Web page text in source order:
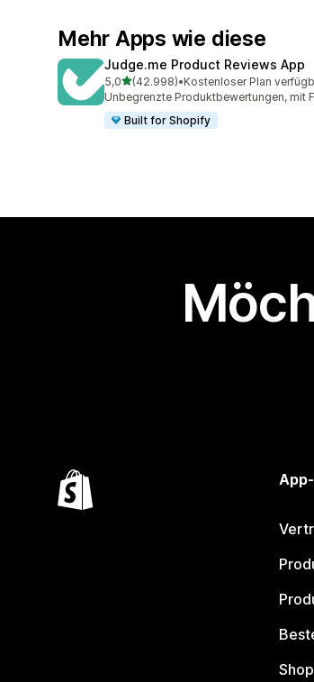
Mehr Apps wie diese
Judge.me Product Reviews App
5,0von 5 Sternen
(42.998)
42998 Rezensionen insgesamt
•Kostenloser Plan
Unbegrenzte Produktbewertungen, mit
Built for Shopify